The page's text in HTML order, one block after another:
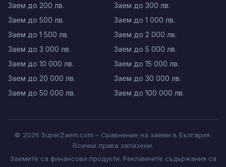
Заем до 200 лв.
Заем до 300 лв.
Заем до 500 лв.
Заем до 1 000 лв.
Заем до 1 500 лв.
Заем до 2 000 лв.
Заем до 3 000 лв.
Заем до 5 000 лв.
Заем до 10 000 лв.
Заем до 15 000 лв.
Заем до 20 000 лв.
Заем до 30 000 лв.
Заем до 50 000 лв.
Заем до 100 000 лв.
© 2026 SuperZaem.com – Сравнение на заеми в България.
Всички права запазени.
Заемите са финансови продукти. Рекламните съдържания са